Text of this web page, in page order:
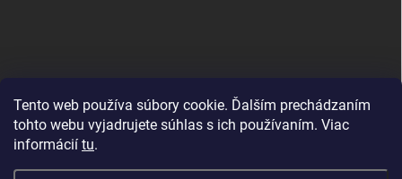
Tento web používa súbory cookie. Ďalším prechádzaním
tohto webu vyjadrujete súhlas s ich používaním. Viac
informácií tu.